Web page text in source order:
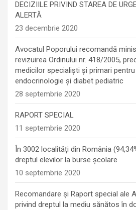
DECIZIILE PRIVIND STAREA DE
ALERTĂ
23 decembrie 2020
Avocatul Poporului recomandă
revizuirea Ordinului nr. 418/2005,
medicilor specialiști și primari
endocrinologie şi diabet pediatric
28 septembrie 2020
RAPORT SPECIAL
11 septembrie 2020
În 3002 localități din România
dreptul elevilor la burse școlare
10 septembrie 2020
Recomandare și Raport special ale
privind dreptul la mediu sănătos în